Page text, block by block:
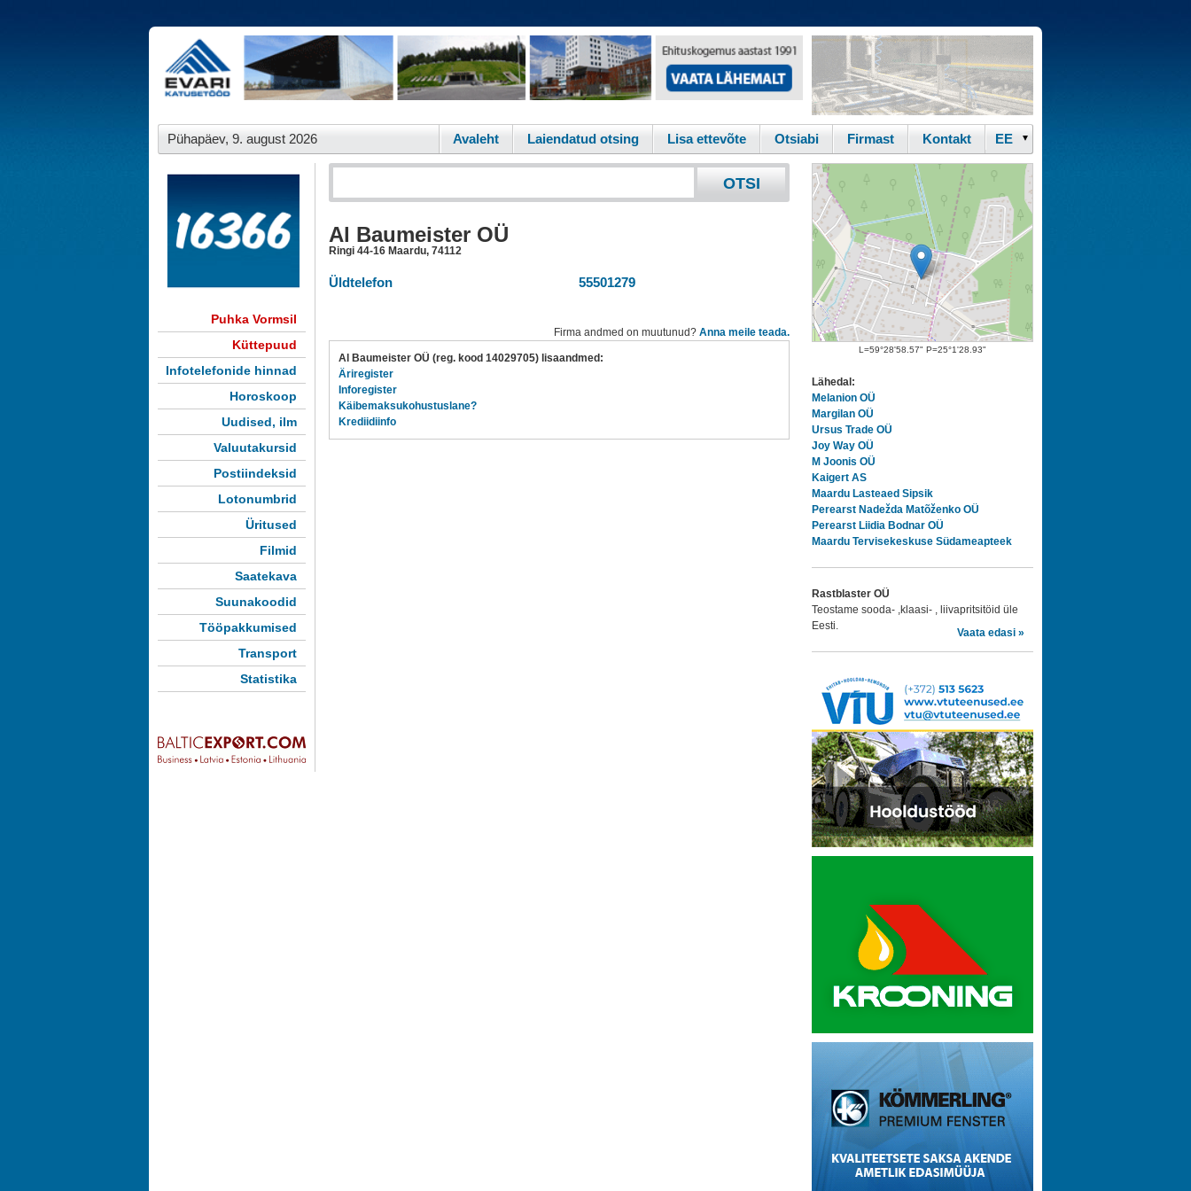
Pühapäev, 9. august 2026 Kontakt
Firmast
Otsiabi
Lisa ettevõte
Laiendatud otsing
Avaleht
Puhka Vormsil
Küttepuud
Infotelefonide hinnad
Horoskoop
Uudised, ilm
Valuutakursid
Postiindeksid
Lotonumbrid
Üritused
Filmid
Saatekava
Suunakoodid
Tööpakkumised
Transport
Statistika
Al Baumeister OÜ
Ringi 44-16 Maardu, 74112
Üldtelefon 55501279
Firma andmed on muutunud? Anna meile teada.
Al Baumeister OÜ (reg. kood 14029705) lisaandmed:
Äriregister
Inforegister
Käibemaksukohustuslane?
Krediidiinfo
L=59°28'58.57" P=25°1'28.93"
Lähedal:
Melanion OÜ
Margilan OÜ
Ursus Trade OÜ
Joy Way OÜ
M Joonis OÜ
Kaigert AS
Maardu Lasteaed Sipsik
Perearst Nadežda Matõženko OÜ
Perearst Liidia Bodnar OÜ
Maardu Tervisekeskuse Südameapteek
Rastblaster OÜ
Teostame sooda- ,klaasi- , liivapritsitöid üle
Eesti.
Vaata edasi »